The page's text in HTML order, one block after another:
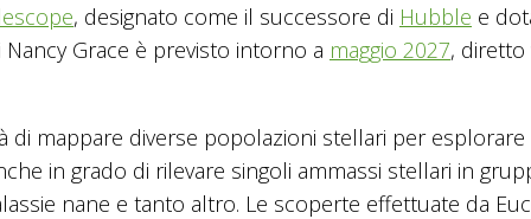
, designato come il successore di Hubble e
Grace è previsto intorno a maggio 2027, diretto
di mappare diverse popolazioni stellari per
in grado di rilevare singoli ammassi stellari in
nane e tanto altro. Le scoperte effettuate da